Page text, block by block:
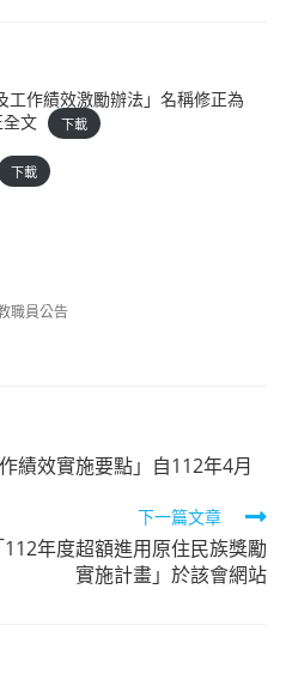
作績效激勵辦法」名稱修正為
全文
下載
下載
職員公告
績效實施要點」自112年4月
下一篇文章
年度超額進用原住民族獎勵
實施計畫」於該會網站